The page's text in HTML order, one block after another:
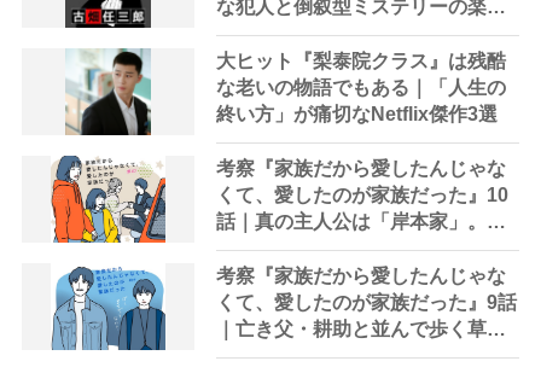
な犯人と倒叙型ミステリーの楽し
み方
大ヒット『梨泰院クラス』は残酷
な老いの物語でもある｜「人生の
終い方」が痛切なNetflix傑作3選
考察『家族だから愛したんじゃな
くて、愛したのが家族だった』10
話｜真の主人公は「岸本家」。演
技派俳優・河合優実の誕生を見届
けた幸せ
考察『家族だから愛したんじゃな
くて、愛したのが家族だった』9話
｜亡き父・耕助と並んで歩く草太
「パパ、この道でええ？」